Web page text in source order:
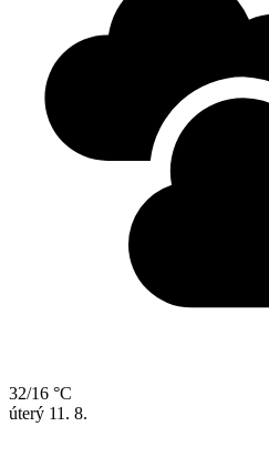
32/16 °C
úterý 11. 8.